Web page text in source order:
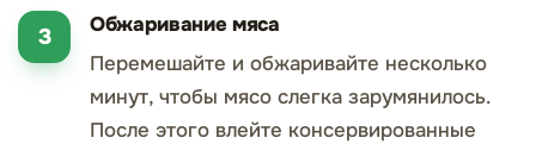
Обжаривание мяса
Перемешайте и обжаривайте несколько
минут, чтобы мясо слегка зарумянилось.
После этого влейте консервированные